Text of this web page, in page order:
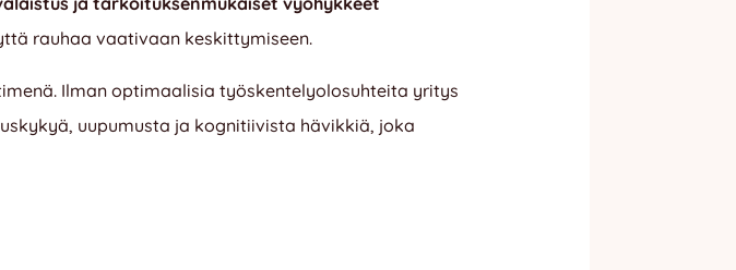
rauhaa vaativaan keskittymiseen.
Ilman optimaalisia työskentelyolosuhteita yritys
uupumusta ja kognitiivista hävikkiä, joka